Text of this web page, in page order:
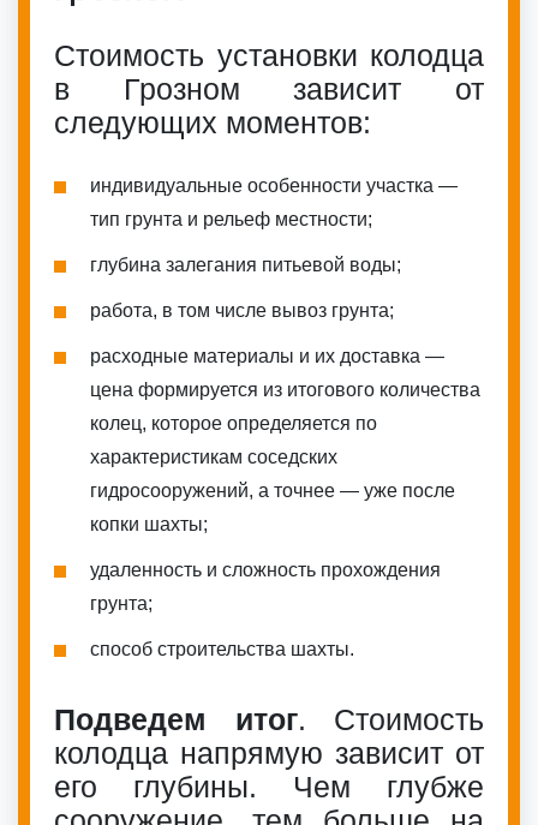
Стоимость установки колодца
в Грозном зависит от
следующих моментов:
индивидуальные особенности участка —
тип грунта и рельеф местности;
глубина залегания питьевой воды;
работа, в том числе вывоз грунта;
расходные материалы и их доставка —
цена формируется из итогового количества
колец, которое определяется по
характеристикам соседских
гидросооружений, а точнее — уже после
копки шахты;
удаленность и сложность прохождения
грунта;
способ строительства шахты.
Подведем итог. Стоимость
колодца напрямую зависит от
его глубины. Чем глубже